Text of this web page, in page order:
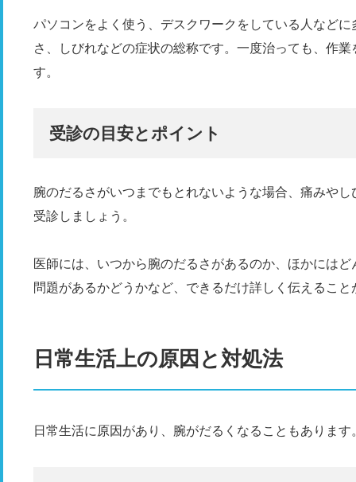
パソコンをよく使う、デスクワークをしている人など
さ、しびれなどの症状の総称です。一度治っても、作
す。
受診の目安とポイント
腕のだるさがいつまでもとれないような場合、痛みや
受診しましょう。
医師には、いつから腕のだるさがあるのか、ほかには
問題があるかどうかなど、できるだけ詳しく伝えるこ
日常生活上の原因と対処法
日常生活に原因があり、腕がだるくなることもあります